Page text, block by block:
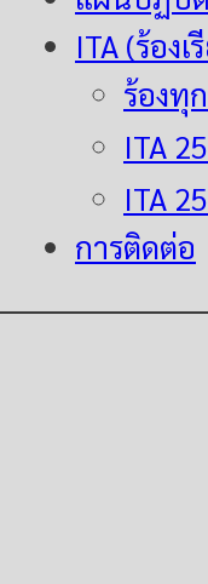
ITA (ร้อง
ร้องทุ
ITA
ITA
การติดต่อ